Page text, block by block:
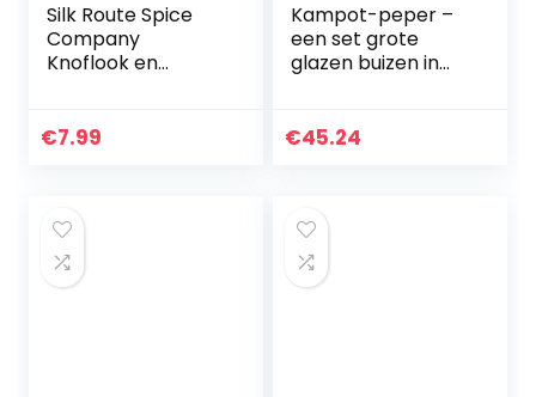
Silk Route Spice
Company
Knoflook en
€7.99
Kampot-peper –
een set grote
glazen buizen in
ng (3 x 75 g)
€45.24